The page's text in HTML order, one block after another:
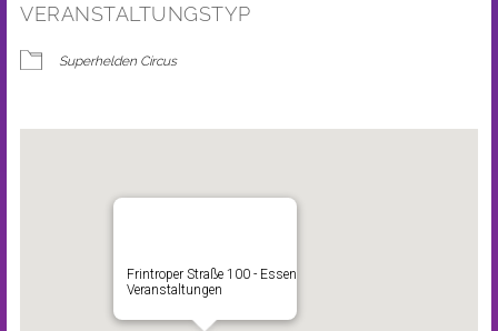
VERANSTALTUNGSTYP
Superhelden Circus
Frintroper Straße 100 - Essen
Veranstaltungen